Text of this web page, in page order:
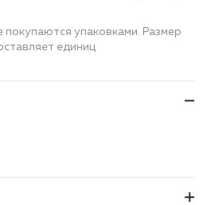
покупаются упаковками. Размер
единиц